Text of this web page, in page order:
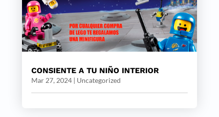
CONSIENTE A TU NIÑO INTERIOR
Mar 27, 2024| Uncategorized